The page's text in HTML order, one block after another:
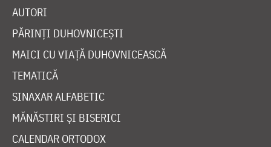
AUTORI
PĂRINȚI DUHOVNICEȘTI
MAICI CU VIAȚĂ DUHOVNICEASCĂ
TEMATICĂ
SINAXAR ALFABETIC
MĂNĂSTIRI ȘI BISERICI
CALENDAR ORTODOX